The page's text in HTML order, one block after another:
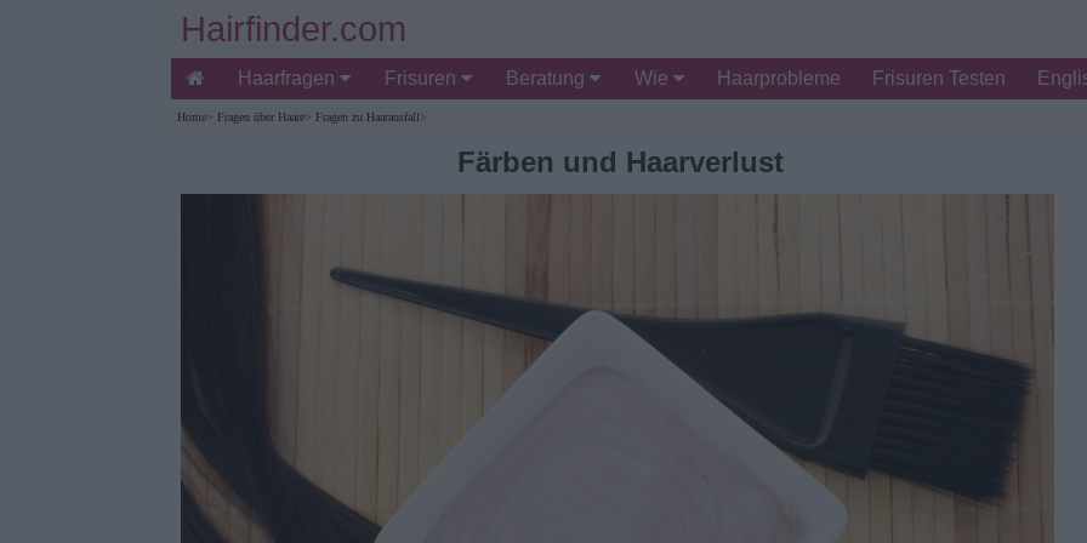
Hairfinder.com
Haarfragen Frisuren Beratung Wie Haarprobleme Frisuren Testen
Home> Fragen über Haare> Fragen zu Haarausfall>
Färben und Haarverlust